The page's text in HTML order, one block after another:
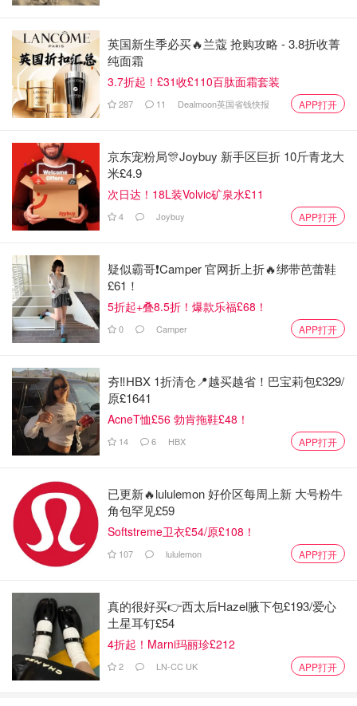
⚠️如果要增肌的朋友，少做有氧，多做无氧。有氧运动会消
耗你的肌肉的。如果只是减重的朋友就无所谓
英国新生季必买🔥兰蔻 抢购攻略 - 3.8折收菁
纯面霜
3.7折起！£31收£110百肽面霜套装
287 11 Dealmoon英国省钱快报 APP打开
京东宠粉局🎊Joybuy 新手区巨折 10斤青龙大
米£4.9
次日达！18L装Volvic矿泉水£11
4 Joybuy APP打开
疑似霸哥❗️Camper 官网折上折🔥绑带芭蕾鞋
£61！
5折起+叠8.5折！爆款乐福£68！
0 Camper APP打开
夯‼️HBX 1折清仓📍越买越省！巴宝莉包£329/
原£1641
AcneT恤£56 勃肯拖鞋£48！
14 6 HBX APP打开
已更新🔥lululemon 好价区每周上新 大号粉牛
角包罕见£59
Softstreme卫衣£54/原£108！
107 lululemon APP打开
真的很好买👉西太后Hazel腋下包£193/爱心
土星耳钉£54
4折起！Marni玛丽珍£212
2 LN-CC UK APP打开